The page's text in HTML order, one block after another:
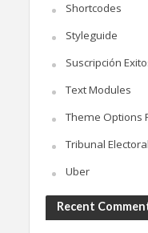
Shortcodes
Styleguide
Suscripción
Text Modules
Theme Options
Tribunal Electoral
Uber
Recent